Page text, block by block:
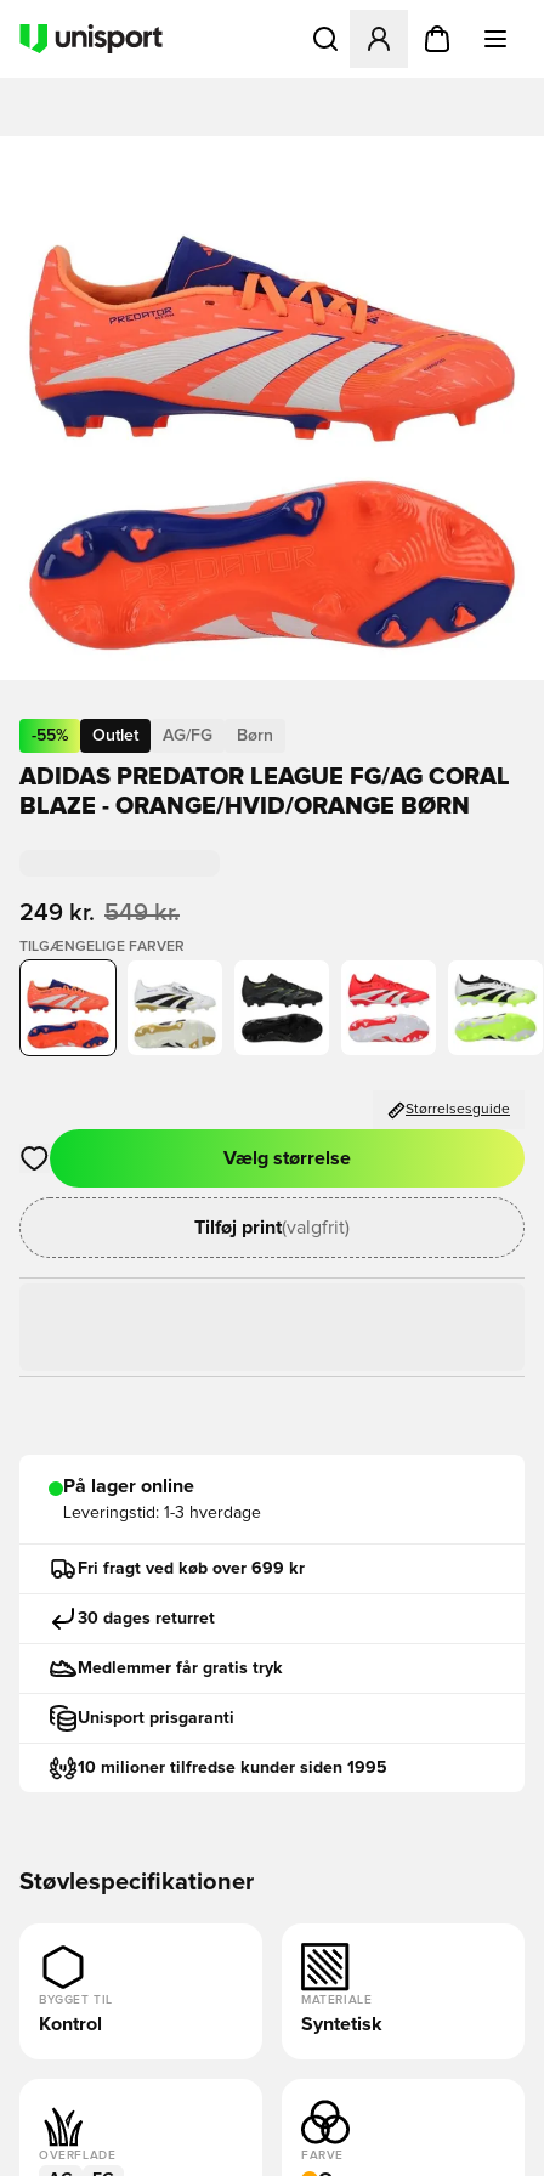
Åbner en Modal til at
-55% Outlet AG/FG Børn
ADIDAS PREDATOR LEAGUE FG/AG CORAL
BLAZE - ORANGE/HVID/ORANGE BØRN
249 kr. 549 kr.
TILGÆNGELIGE FARVER
Størrelsesguide
Åbner en Modal til at logge ind eller tilmelde dig som medlem
Vælg størrelse
Tilføj print(valgfrit)
På lager online
Leveringstid: 1-3 hverdage
Fri fragt ved køb over 699 kr
30 dages returret
Medlemmer får gratis tryk
Unisport prisgaranti
10 milioner tilfredse kunder siden 1995
Støvlespecifikationer
BYGGET TIL
Kontrol
MATERIALE
Syntetisk
OVERFLADE FARVE